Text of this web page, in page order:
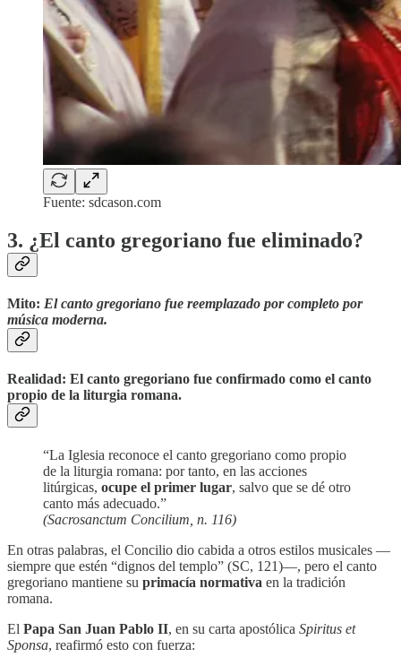
Fuente: sdcason.com
3. ¿El canto gregoriano fue eliminado?
Mito: El canto gregoriano fue reemplazado por completo por
música moderna.
Realidad: El canto gregoriano fue confirmado como el canto
propio de la liturgia romana.
“La Iglesia reconoce el canto gregoriano como propio
de la liturgia romana: por tanto, en las acciones
litúrgicas, ocupe el primer lugar, salvo que se dé otro
canto más adecuado.”
(Sacrosanctum Concilium, n. 116)
En otras palabras, el Concilio dio cabida a otros estilos musicales —
siempre que estén “dignos del templo” (SC, 121)—, pero el canto
gregoriano mantiene su primacía normativa en la tradición
romana.
El Papa San Juan Pablo II, en su carta apostólica Spiritus et
Sponsa, reafirmó esto con fuerza: